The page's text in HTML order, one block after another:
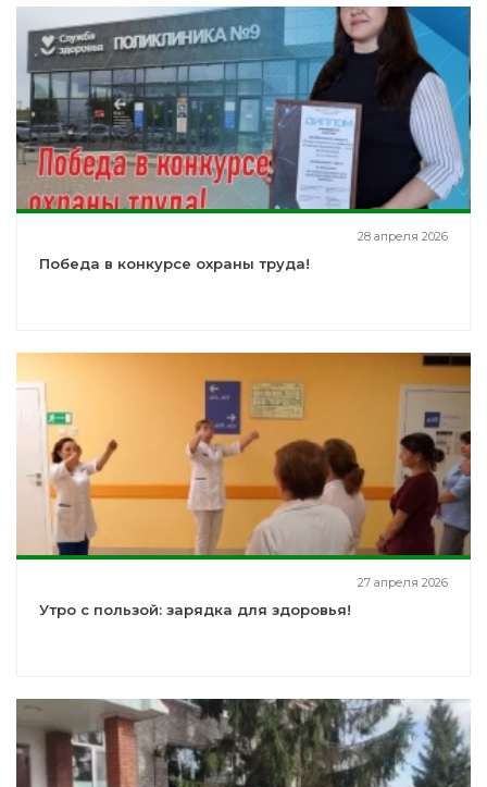
28 апреля 2026
Победа в конкурсе охраны труда!
27 апреля 2026
Утро с пользой: зарядка для здоровья!